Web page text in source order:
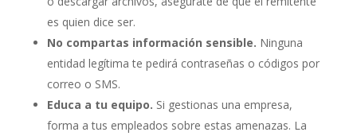
es quien dice ser.
No compartas información sensible. Ninguna
entidad legítima te pedirá contraseñas o códigos por
correo o SMS.
Educa a tu equipo. Si gestionas una empresa,
forma a tus empleados sobre estas amenazas. La